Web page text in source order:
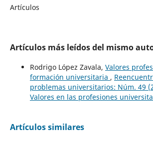
Artículos
Artículos más leídos del mismo
Rodrigo López Zavala, Valores
formación universitaria ,
problemas universitarios: Núm. 49
Valores en las profesiones
Artículos similares